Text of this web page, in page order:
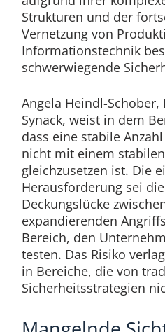
Strukturen und der
Vernetzung von
Informationstechnik
schwerwiegende
Angela Heindl-
Synack, weist in dem
dass eine stabile
nicht mit einem
gleichzusetzen ist. Die
Herausforderung sei
Deckungslücke
expandierenden
Bereich, den
testen. Das Risiko
in Bereiche, die von
Sicherheitsstrategien